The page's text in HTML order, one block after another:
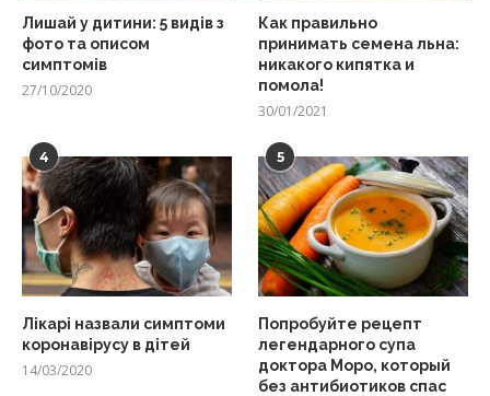
Лишай у дитини: 5 видів з
фото та описом
симптомів
27/10/2020
Как правильно
принимать семена льна:
никакого кипятка и
помола!
30/01/2021
4
Лікарі назвали симптоми
коронавірусу в дітей
14/03/2020
5
Попробуйте рецепт
легендарного супа
доктора Моро, который
без антибиотиков спас